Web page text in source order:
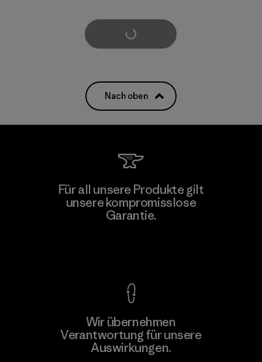
weitere laden
Nach oben
Für all unsere Produkte gilt
unsere kompromisslose
Garantie.
Wir übernehmen
Verantwortung für unsere
Auswirkungen.